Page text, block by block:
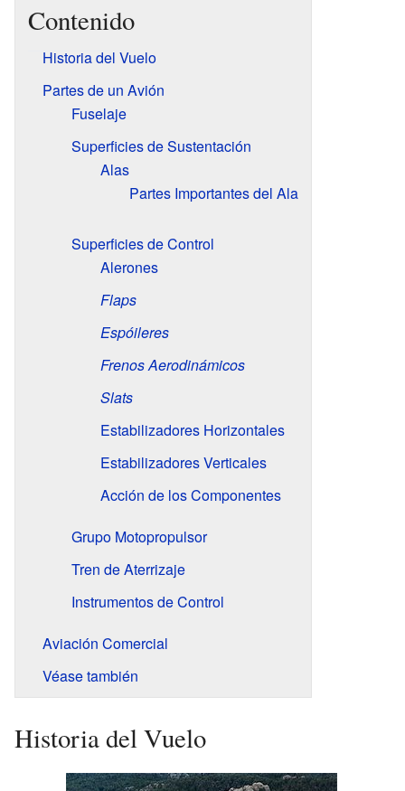
Contenido
Historia del Vuelo
Partes de un Avión
Fuselaje
Superficies de Sustentación
Alas
Partes Importantes del Ala
Superficies de Control
Alerones
Flaps
Espóileres
Frenos Aerodinámicos
Slats
Estabilizadores Horizontales
Estabilizadores Verticales
Acción de los Componentes
Grupo Motopropulsor
Tren de Aterrizaje
Instrumentos de Control
Aviación Comercial
Véase también
Historia del Vuelo